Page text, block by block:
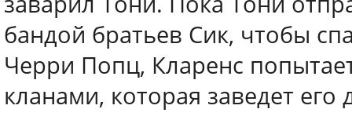
бандой братьев Сик, чтобы
Черри Попц, Кларенс
кланами, которая заведет